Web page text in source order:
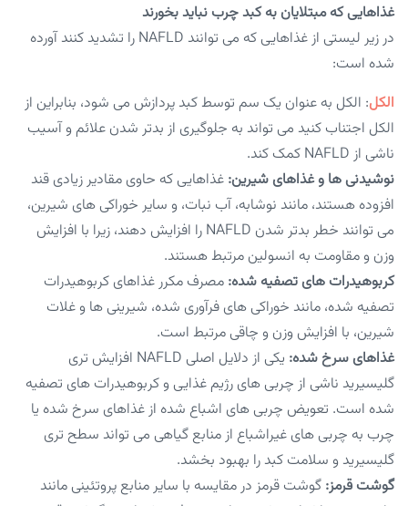
غذاهایی که مبتلایان به کبد چرب نباید بخورند
در زیر لیستی از غذاهایی که می توانند NAFLD را تشدید کنند آورده
شده است:
الکل: الکل به عنوان یک سم توسط کبد پردازش می شود، بنابراین از
الکل اجتناب کنید می تواند به جلوگیری از بدتر شدن علائم و آسیب
ناشی از NAFLD کمک کند.
نوشیدنی ها و غذاهای شیرین: غذاهایی که حاوی مقادیر زیادی قند
افزوده هستند، مانند نوشابه، آب نبات، و سایر خوراکی های شیرین،
می توانند خطر بدتر شدن NAFLD را افزایش دهند، زیرا با افزایش
وزن و مقاومت به انسولین مرتبط هستند.
کربوهیدرات های تصفیه شده: مصرف مکرر غذاهای کربوهیدرات
تصفیه شده، مانند خوراکی های فرآوری شده، شیرینی ها و غلات
شیرین، با افزایش وزن و چاقی مرتبط است.
غذاهای سرخ شده:
یکی از دلایل اصلی NAFLD افزایش تری
گلیسیرید ناشی از چربی های رژیم غذایی و کربوهیدرات های تصفیه
شده است. تعویض چربی های اشباع شده از غذاهای سرخ شده یا
چرب به چربی های غیراشباع از منابع گیاهی می تواند سطح تری
گلیسیرید و سلامت کبد را بهبود بخشد.
گوشت قرمز: گوشت قرمز در مقایسه با سایر منابع پروتئینی مانند